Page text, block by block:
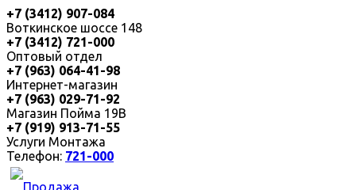
+7 (3412) 907-084
Воткинское шоссе 148
+7 (3412) 721-000
Оптовый отдел
+7 (963) 064-41-98
Интернет-магазин
+7 (963) 029-71-92
Магазин Пойма 19В
+7 (919) 913-71-55
Услуги Монтажа
Телефон: 721-000